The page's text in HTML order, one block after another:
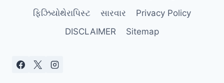
ફિઝિયોથેરાપિસ્ટ
સારવાર
Privacy Policy
DISCLAIMER
Sitemap